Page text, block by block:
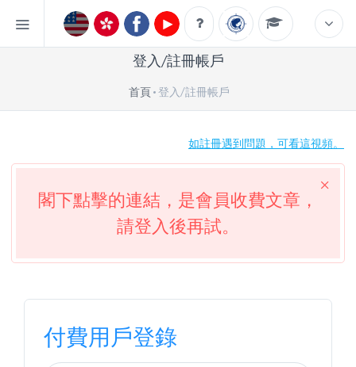
登入/註冊帳戶
首頁 登入/註冊帳戶
如註冊遇到問題，可看這視頻。
閣下點擊的連結，是會員收費文章，
請登入後再試。
付費用戶登錄